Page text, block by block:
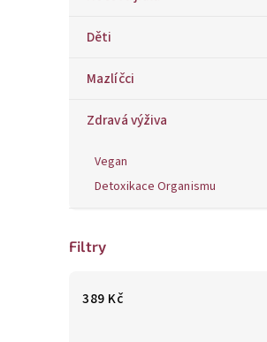
Děti
Mazlíčci
Zdravá výživa
Vegan
Detoxikace Organismu
Filtry
389 Kč